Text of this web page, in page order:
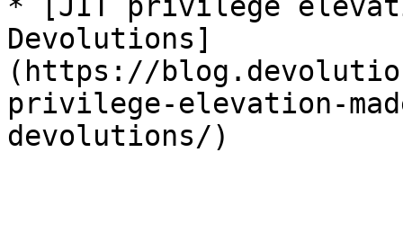
Devolutions]
(https://
privilege-elevation-
devolutions/)